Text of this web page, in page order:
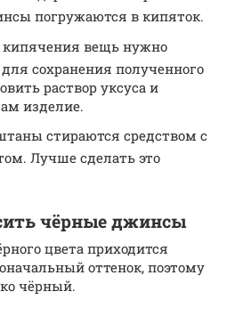
погружаются в кипяток.
кипячения вещь нужно
сохранения полученного
раствор уксуса и
изделие.
стираются средством с
Лучше сделать это
чёрные джинсы
цвета приходится
оттенок, поэтому
чёрный.